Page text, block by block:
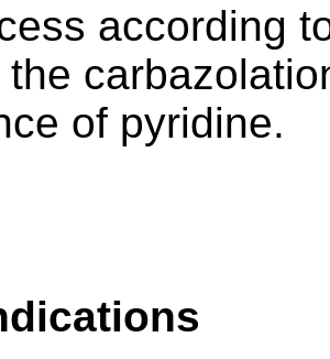
according
the
of pyridine.